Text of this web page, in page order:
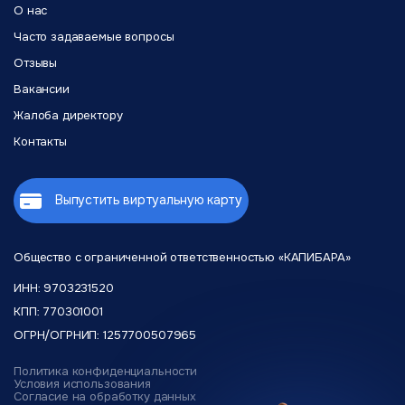
уведомление о неудачной оплате. У вас будет несколько
дней, чтобы пополнить карту до блокировки аккаунта.
не беспокоиться о своевременной оплате.
Общество с ограниченной ответственностью «КАПИБАРА»
ИНН: 9703231520
КПП: 770301001
ОГРН/ОГРНИП: 1257700507965
О нас
Часто задаваемые вопросы
Отзывы
Вакансии
Жалоба директору
Контакты
Выпустить виртуальную карту
Политика конфиденциальности
Условия использования
Согласие на обработку данных